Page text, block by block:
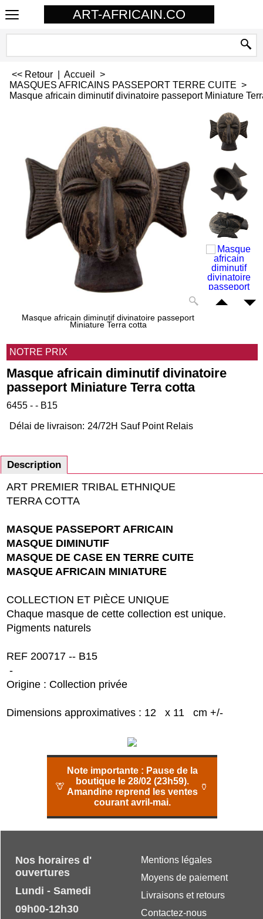
ART-AFRICAIN.CO
<< Retour Accueil
>
MASQUES AFRICAINS PASSEPORT TERRE CUITE >
Masque africain diminutif divinatoire passeport Miniature
Masque africain diminutif divinatoire passeport
Miniature Terra cotta
NOTRE PRIX
Masque africain diminutif divinatoire
passeport Miniature Terra cotta
6455 - - B15
Délai de livraison: 24/72H Sauf Point Relais
Description
ART PREMIER TRIBAL ETHNIQUE
TERRA COTTA
MASQUE PASSEPORT AFRICAIN
MASQUE DIMINUTIF
MASQUE DE CASE EN TERRE CUITE
MASQUE AFRICAIN MINIATURE
COLLECTION ET PIÈCE UNIQUE
Chaque masque de cette collection est unique.
Pigments naturels
REF 200717 -- B15
-
Origine : Collection privée
Dimensions approximatives : 12 x 11 cm +/-
🦒
Note importante : Pause de la
boutique le 28/02 (23h59).
Amandine reprend les ventes
courant avril-mai.
🏺
Mentions légales
Moyens de paiement
Livraisons et retours
Contactez-nous
Nos horaires d'
ouvertures
Lundi - Samedi
09h00-12h30